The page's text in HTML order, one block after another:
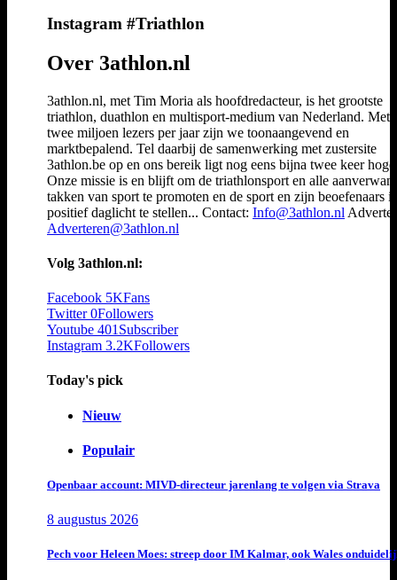
Instagram #Triathlon
Over 3athlon.nl
3athlon.nl, met Tim Moria als hoofdredacteur, is het grootste
triathlon, duathlon en multisport-medium van Nederland. Met
twee miljoen lezers per jaar zijn we toonaangevend en
marktbepalend. Tel daarbij de samenwerking met zustersite
3athlon.be op en ons bereik ligt nog eens bijna twee keer
Onze missie is en blijft om de triathlonsport en alle
takken van sport te promoten en de sport en zijn beoefenaars
positief daglicht te stellen... Contact: Info@3athlon.nl
Adverteren@3athlon.nl
Volg 3athlon.nl:
Facebook 5KFans
Twitter 0Followers
Youtube 401 Subscriber
Instagram 3.2KFollowers
Today's pick
Nieuw
Populair
Openbaar account: MIVD-directeur jarenlang te volgen via Strava
8 augustus 2026
Pech voor Heleen Moes: streep door IM Kalmar, ook Wales